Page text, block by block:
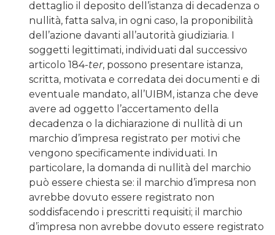
dettaglio il deposito dell’istanza di decadenza o
nullità, fatta salva, in ogni caso, la proponibilità
dell’azione davanti all’autorità giudiziaria. I
soggetti legittimati, individuati dal successivo
articolo 184-ter, possono presentare istanza,
scritta, motivata e corredata dei documenti e di
eventuale mandato, all’UIBM, istanza che deve
avere ad oggetto l’accertamento della
decadenza o la dichiarazione di nullità di un
marchio d’impresa registrato per motivi che
vengono specificamente individuati. In
particolare, la domanda di nullità del marchio
può essere chiesta se: il marchio d’impresa non
avrebbe dovuto essere registrato non
soddisfacendo i prescritti requisiti; il marchio
d’impresa non avrebbe dovuto essere registrato